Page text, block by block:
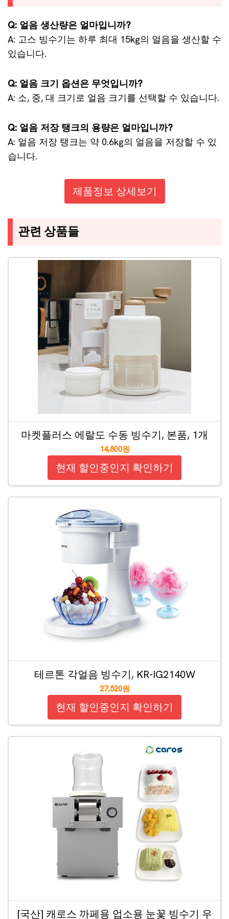
Q: 얼음 생산량은 얼마입니까?
A: 고스 빙수기는 하루 최대 15kg의 얼음을 생산할 수
있습니다.
Q: 얼음 크기 옵션은 무엇입니까?
A: 소, 중, 대 크기로 얼음 크기를 선택할 수 있습니다.
Q: 얼음 저장 탱크의 용량은 얼마입니까?
A: 얼음 저장 탱크는 약 0.6kg의 얼음을 저장할 수 있
습니다.
제품정보 상세보기
관련 상품들
마켓플러스 에랄도 수동 빙수기, 본품, 1개
14,800원
현재 할인중인지 확인하기
테르톤 각얼음 빙수기, KR-IG2140W
27,520원
현재 할인중인지 확인하기
[국산] 캐로스 까페용 업소용 눈꽃 빙수기 우